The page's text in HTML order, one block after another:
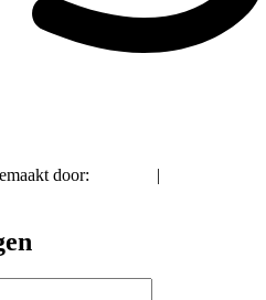
door:
|